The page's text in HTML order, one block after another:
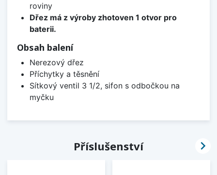
roviny
Dřez má z výroby zhotoven 1 otvor pro
baterii.
Obsah balení
Nerezový dřez
Příchytky a těsnění
Sítkový ventil 3 1/2, sifon s odbočkou na
myčku
Příslušenství 